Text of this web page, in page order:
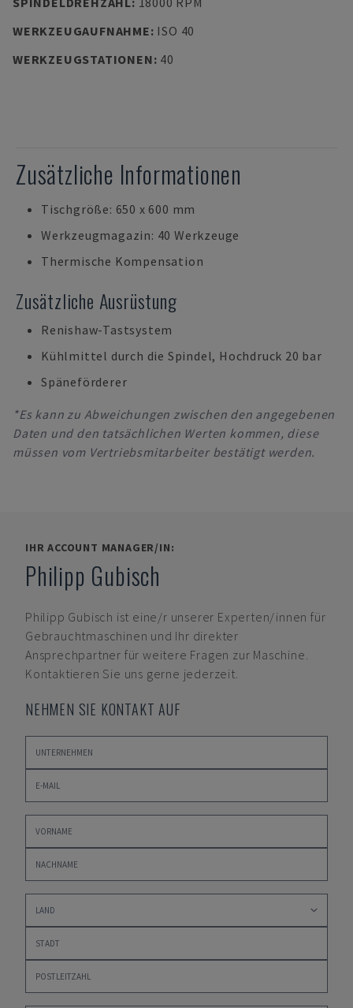
WERKZEUGAUFNAHME: ISO 40
WERKZEUGSTATIONEN: 40
Zusätzliche Informationen
Tischgröße: 650 x 600 mm
Werkzeugmagazin: 40 Werkzeuge
Thermische Kompensation
Zusätzliche Ausrüstung
Renishaw-Tastsystem
Kühlmittel durch die Spindel, Hochdruck 20 bar
Späneförderer
*Es kann zu Abweichungen zwischen den angegebenen
Daten und den tatsächlichen Werten kommen, diese
müssen vom Vertriebsmitarbeiter bestätigt werden.
IHR ACCOUNT MANAGER/IN:
Philipp Gubisch
Philipp Gubisch ist eine/r unserer Experten/innen für
Gebrauchtmaschinen und Ihr direkter
Ansprechpartner für weitere Fragen zur Maschine.
Kontaktieren Sie uns gerne jederzeit.
NEHMEN SIE KONTAKT AUF